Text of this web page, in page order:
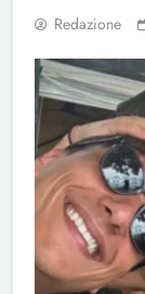
Redazione